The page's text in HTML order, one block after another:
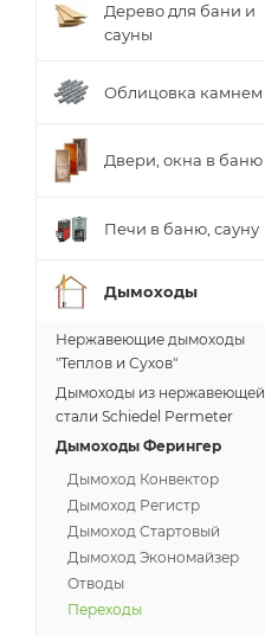
Дерево для бани и
сауны
Облицовка камнем
Двери, окна в баню
Печи в баню, сауну
Дымоходы
Нержавеющие дымоходы
"Теплов и Сухов"
Дымоходы из нержавеющей
стали Schiedel Permeter
Дымоходы Ферингер
Дымоход Конвектор
Дымоход Регистр
Дымоход Стартовый
Дымоход Экономайзер
Отводы
Переходы